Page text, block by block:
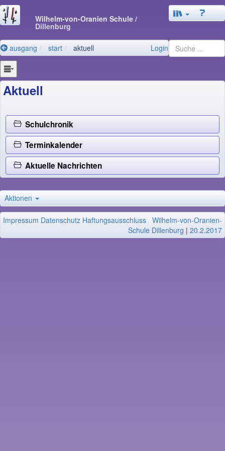
Wilhelm-von-Oranien Schule /
Dillenburg
ausgang start aktuell Login
Aktuell
Schulchronik
Terminkalender
Aktuelle Nachrichten
Aktionen
Impressum Datenschutz Haftungsausschluss Wilhelm-von-Oranien-
Schule Dillenburg | 20.2.2017